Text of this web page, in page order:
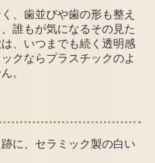
、歯並びや歯の形も整え
誰もが気になるその見た
、いつまでも続く透明感
クならプラスチックのよ
。
に、セラミック製の白い